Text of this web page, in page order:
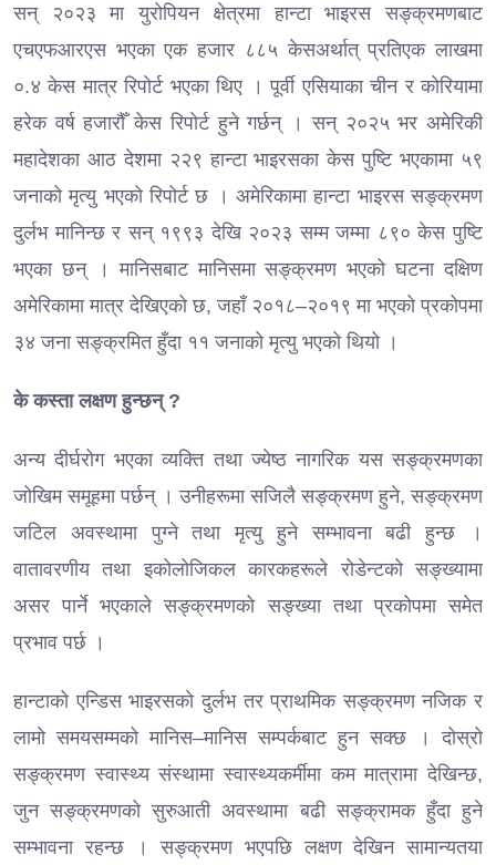
सन् २०२३ मा युरोपियन क्षेत्रमा हान्टा भाइरस सङ्क्रमणबाट
एचएफआरएस भएका एक हजार ८८५ केसअर्थात् प्रतिएक लाखमा
०.४ केस मात्र रिपोर्ट भएका थिए । पूर्वी एसियाका चीन र कोरियामा
हरेक वर्ष हजारौँ केस रिपोर्ट हुने गर्छन् । सन् २०२५ भर अमेरिकी
महादेशका आठ देशमा २२९ हान्टा भाइरसका केस पुष्टि भएकामा ५९
जनाको मृत्यु भएको रिपोर्ट छ । अमेरिकामा हान्टा भाइरस सङ्क्रमण
दुर्लभ मानिन्छ र सन् १९९३ देखि २०२३ सम्म जम्मा ८९० केस पुष्टि
भएका छन् । मानिसबाट मानिसमा सङ्क्रमण भएको घटना दक्षिण
अमेरिकामा मात्र देखिएको छ, जहाँ २०१८–२०१९ मा भएको प्रकोपमा
३४ जना सङ्क्रमित हुँदा ११ जनाको मृत्यु भएको थियो ।
के कस्ता लक्षण हुन्छन् ?
अन्य दीर्घरोग भएका व्यक्ति तथा ज्येष्ठ नागरिक यस सङ्क्रमणका
जोखिम समूहमा पर्छन् । उनीहरूमा सजिलै सङ्क्रमण हुने, सङ्क्रमण
जटिल अवस्थामा पुग्ने तथा मृत्यु हुने सम्भावना बढी हुन्छ ।
वातावरणीय तथा इकोलोजिकल कारकहरूले रोडेन्टको सङ्ख्यामा
असर पार्ने भएकाले सङ्क्रमणको सङ्ख्या तथा प्रकोपमा समेत
प्रभाव पर्छ ।
हान्टाको एन्डिस भाइरसको दुर्लभ तर प्राथमिक सङ्क्रमण नजिक र
लामो समयसम्मको मानिस–मानिस सम्पर्कबाट हुन सक्छ । दोस्रो
सङ्क्रमण स्वास्थ्य संस्थामा स्वास्थ्यकर्मीमा कम मात्रामा देखिन्छ,
जुन सङ्क्रमणको सुरुआती अवस्थामा बढी सङ्क्रामक हुँदा हुने
सम्भावना रहन्छ । सङ्क्रमण भएपछि लक्षण देखिन सामान्यतया